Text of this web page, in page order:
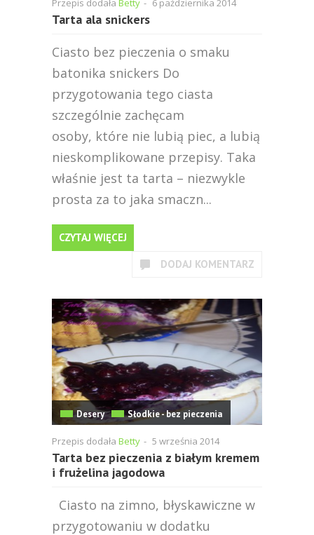
Przepis dodała Betty - 6 października 2014
Tarta ala snickers
Ciasto bez pieczenia o smaku
batonika snickers Do
przygotowania tego ciasta
szczególnie zachęcam
osoby, które nie lubią piec, a lubią
nieskomplikowane przepisy. Taka
właśnie jest ta tarta – niezwykle
prosta za to jaka smaczn...
CZYTAJ WIĘCEJ
DODAJ KOMENTARZ
Desery Słodkie - bez pieczenia
Przepis dodała Betty - 5 września 2014
Tarta bez pieczenia z białym kremem
i frużelina jagodowa
Ciasto na zimno, błyskawiczne w
przygotowaniu w dodatku